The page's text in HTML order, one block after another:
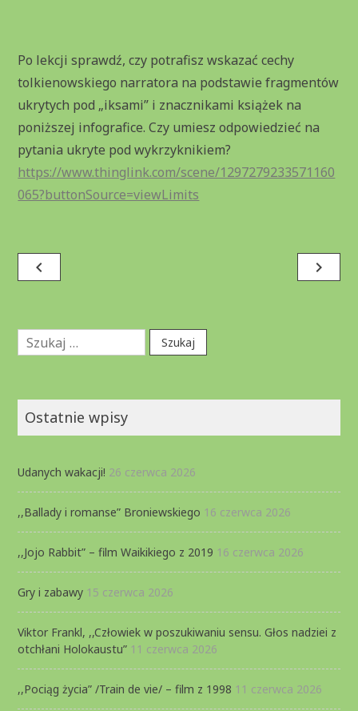
Po lekcji sprawdź, czy potrafisz wskazać cechy
tolkienowskiego narratora na podstawie fragmentów
ukrytych pod „iksami” i znacznikami książek na
poniższej infografice. Czy umiesz odpowiedzieć na
pytania ukryte pod wykrzyknikiem?
https://www.thinglink.com/scene/1297279233571160
065?buttonSource=viewLimits
Nawigacja
wpisu
navigate_before navigate_next
Szukaj:
Ostatnie wpisy
Udanych wakacji! 26 czerwca 2026
,,Ballady i romanse” Broniewskiego 16 czerwca 2026
,,Jojo Rabbit” – film Waikikiego z 2019 16 czerwca 2026
Gry i zabawy 15 czerwca 2026
Viktor Frankl, ,,Człowiek w poszukiwaniu sensu. Głos nadziei z
otchłani Holokaustu” 11 czerwca 2026
,,Pociąg życia” /Train de vie/ – film z 1998 11 czerwca 2026